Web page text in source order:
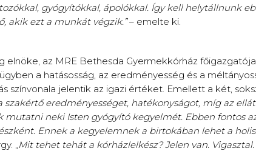
gyógyítókkal, ápolókkal. Így kell helytállnunk
akik ezt a munkát végzik.”– emelte ki.
az MRE Bethesda Gyermekkórház
a hatásosság, az eredményesség és a
színvonala jelentik az igazi értéket. Emellett a két,
szakértő eredményességet, hatékonyságot, míg az
neki Isten gyógyító kegyelmét. Ebben fontos
Ennek a kegyelemnek a birtokában lehet a
„Mit tehet tehát a kórházlelkész? Jelen van.